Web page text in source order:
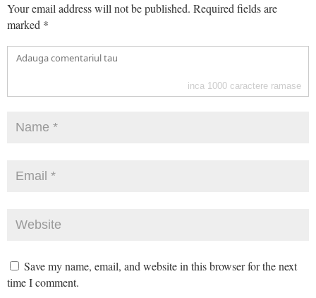
Your email address will not be published. Required fields are
marked *
inca 1000 caractere ramase
Save my name, email, and website in this browser for the next
time I comment.